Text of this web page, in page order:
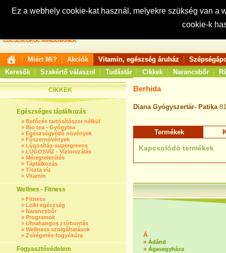
Ez a webhely cookie-kat használ, melyekre szükség van
cookie-k
Keresés:
Miért Mi? Akciók Vitamin, egészség áruház
Keresők
Szakértő válaszol Tudástár Cikkek Narancsbőr
CIKKEK
Egészséges táplálkozás
» Befőzés tartósítószer nélkül
» Bio tea - Gyógytea
» Egészségvédő növények
» Fűszernövények
» Lúgosítás-supergreens
» LÚGOSVÍZ - Vízionizálás
» Méregtelenítés
» Táplálkozás
» Tiszta víz
» Vitamin
Wellnes - Fitness
» Fitness
» Lelki egészség
» Narancsbőr
» Programok
» Ultrahangos zsírbontás
» Wellness szolgáltatások
» Zsírégetés-fogyókúra
Fogyasztóvédelem
Berhida
Diana Gyógyszertár- Patika
Termékek
Kapcsolódó termékek
Á
» Ádánd
» Ágasegyháza